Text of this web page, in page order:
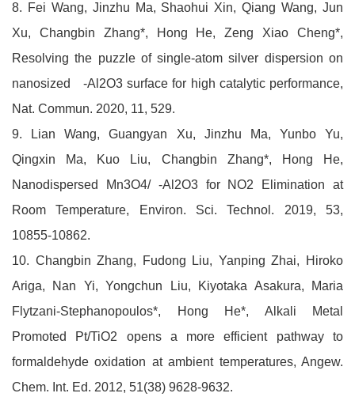
8. Fei Wang, Jinzhu Ma, Shaohui Xin, Qiang Wang, Jun
Xu, Changbin Zhang*, Hong He, Zeng Xiao Cheng*,
Resolving the puzzle of single-atom silver dispersion on
nanosized -Al2O3 surface for high catalytic performance,
Nat. Commun. 2020, 11, 529.
9. Lian Wang, Guangyan Xu, Jinzhu Ma, Yunbo Yu,
Qingxin Ma, Kuo Liu, Changbin Zhang*, Hong He,
Nanodispersed Mn3O4/ -Al2O3 for NO2 Elimination at
Room Temperature, Environ. Sci. Technol. 2019, 53,
10855-10862.
10. Changbin Zhang, Fudong Liu, Yanping Zhai, Hiroko
Ariga, Nan Yi, Yongchun Liu, Kiyotaka Asakura, Maria
Flytzani-Stephanopoulos*, Hong He*, Alkali Metal
Promoted Pt/TiO2 opens a more efficient pathway to
formaldehyde oxidation at ambient temperatures, Angew.
Chem. Int. Ed. 2012, 51(38) 9628-9632.